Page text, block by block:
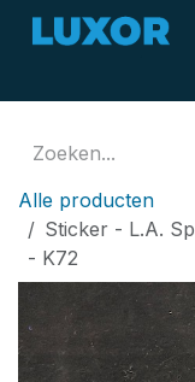
Overslaan naar inhoud
Alle producten
Sticker - L.A.
- K72